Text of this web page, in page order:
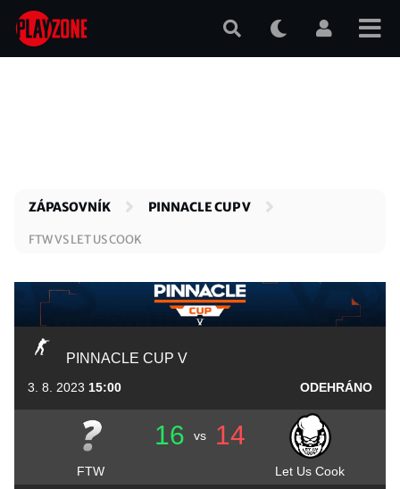
Přejít
hlavnímu
ZÁPASOVNÍK PINNACLE CUP V
FTW VS LET US COOK
PINNACLE CUP V
3. 8. 2023 15:00 ODEHRÁNO
16 vs 14
FTW Let Us Cook